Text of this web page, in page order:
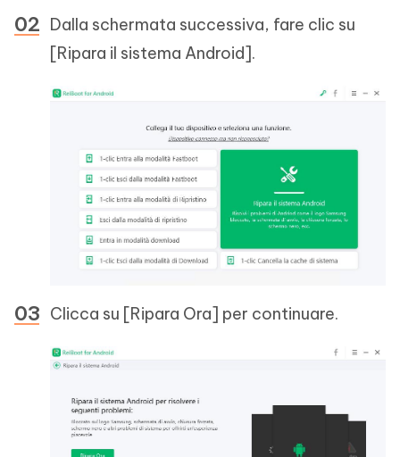
Dalla schermata successiva, fare clic su
[Ripara il sistema Android].
Clicca su [Ripara Ora] per continuare.